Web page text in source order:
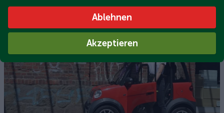
Ablehnen
Akzeptieren